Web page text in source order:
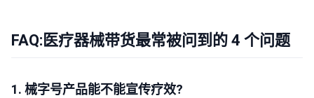
FAQ:医疗器械带货最常被问到的 4 个问题
1. 械字号产品能不能宣传疗效?